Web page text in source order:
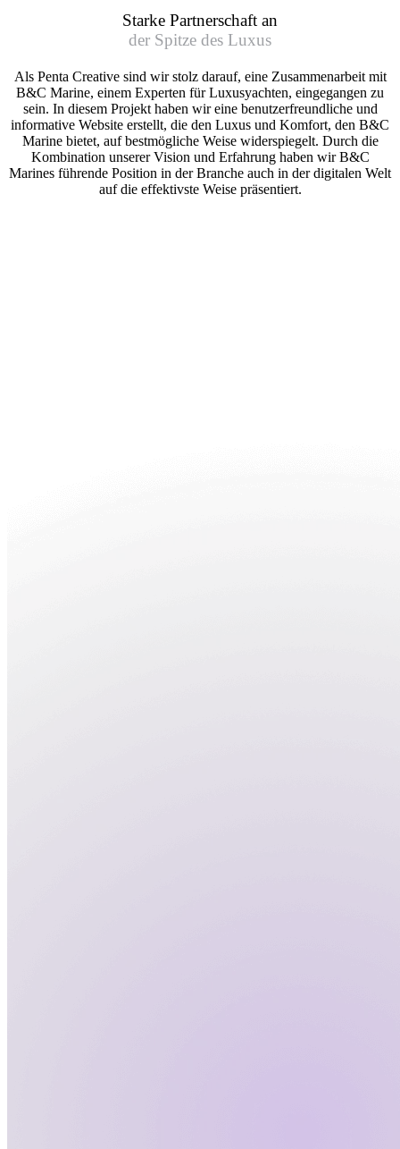
Starke Partnerschaft an
der Spitze des Luxus
Als Penta Creative sind wir stolz darauf, eine Zusammenarbeit mit
B&C Marine, einem Experten für Luxusyachten, eingegangen zu
sein. In diesem Projekt haben wir eine benutzerfreundliche und
informative Website erstellt, die den Luxus und Komfort, den B&C
Marine bietet, auf bestmögliche Weise widerspiegelt. Durch die
Kombination unserer Vision und Erfahrung haben wir B&C
Marines führende Position in der Branche auch in der digitalen Welt
auf die effektivste Weise präsentiert.